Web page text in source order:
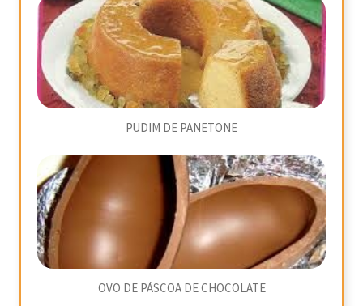
PUDIM DE PANETONE
OVO DE PÁSCOA DE CHOCOLATE